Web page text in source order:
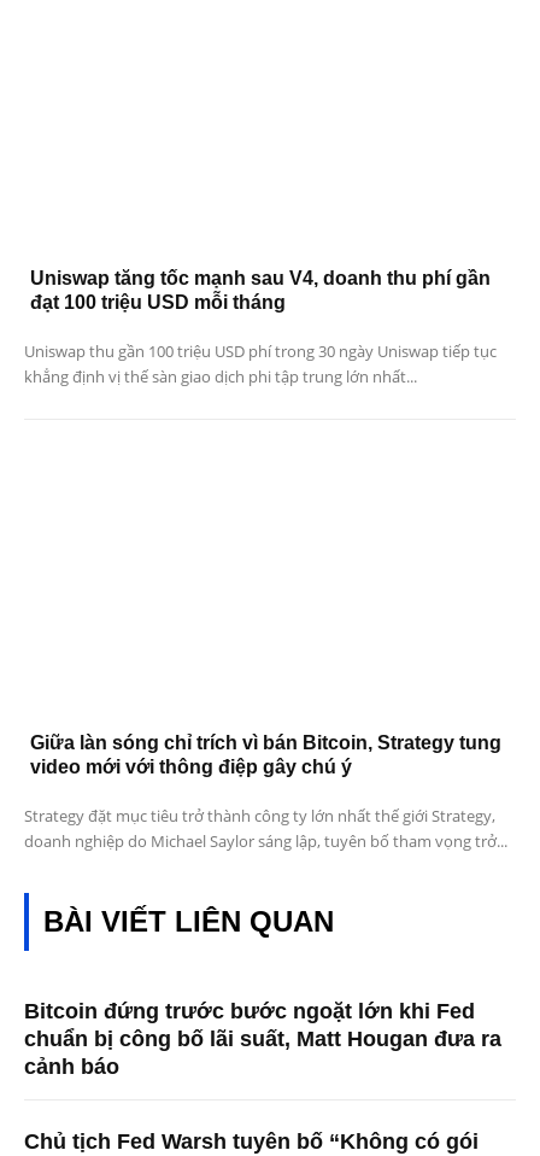
Uniswap tăng tốc mạnh sau V4, doanh thu phí gần
đạt 100 triệu USD mỗi tháng
Uniswap thu gần 100 triệu USD phí trong 30 ngày Uniswap tiếp tục
khẳng định vị thế sàn giao dịch phi tập trung lớn nhất...
Giữa làn sóng chỉ trích vì bán Bitcoin, Strategy tung
video mới với thông điệp gây chú ý
Strategy đặt mục tiêu trở thành công ty lớn nhất thế giới Strategy,
doanh nghiệp do Michael Saylor sáng lập, tuyên bố tham vọng trở...
BÀI VIẾT LIÊN QUAN
Bitcoin đứng trước bước ngoặt lớn khi Fed
chuẩn bị công bố lãi suất, Matt Hougan đưa ra
cảnh báo
Chủ tịch Fed Warsh tuyên bố “Không có gói